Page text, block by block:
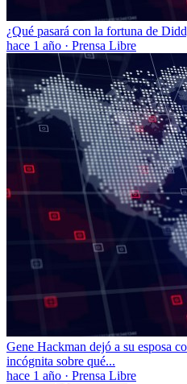
¿Qué pasará con la fortuna de
hace 1 año · Prensa Libre
Gene Hackman dejó a su esposa
incógnita sobre qué...
hace 1 año · Prensa Libre